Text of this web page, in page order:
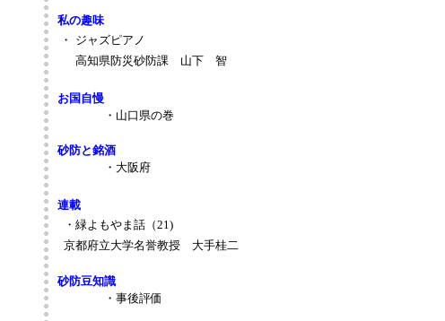
私の趣味
・
ジャズピアノ
高知県防災砂防課 山下 智
お国自慢
・山口県の巻
砂防と銘酒
・大阪府
連載
・緑よもやま話（21)
京都府立大学名誉教授 大手桂二
砂防豆知識
・事後評価